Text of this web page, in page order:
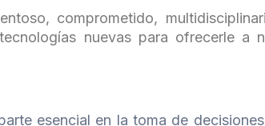
comprometido,
nuevas para ofrecerle a
esencial en la toma de